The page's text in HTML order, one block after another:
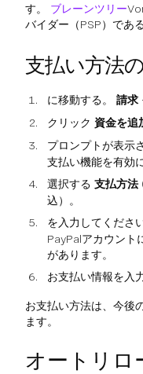
す。 ブレーンツリー
バイダー（PSP）であ
支払い方法
に移動する。 請求
クリック 資金を追
プロンプトが表示
支払い機能を有効
選択する 支払方法
込）。
を入力してくださ
PayPalアカウント
があります。
お支払い情報を入
お支払い方法は、今後
ます。
オートリロ